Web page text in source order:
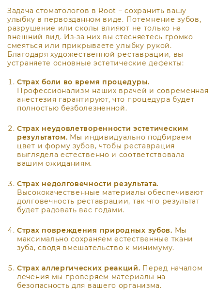
Задача стоматологов в Root – сохранить вашу
улыбку в первозданном виде. Потемнение зубов,
разрушение или сколы влияют не только на
внешний вид. Из-за них вы стесняетесь громко
смеяться или прикрываете улыбку рукой.
Благодаря художественной реставрации, вы
устраняете основные эстетические дефекты:
Страх боли во время процедуры.
Профессионализм наших врачей и современная
анестезия гарантируют, что процедура будет
полностью безболезненной.
Страх неудовлетворенности эстетическим
результатом. Мы индивидуально подбираем
цвет и форму зубов, чтобы реставрация
выглядела естественно и соответствовала
вашим ожиданиям.
Страх недолговечности результата.
Высококачественные материалы обеспечивают
долговечность реставрации, так что результат
будет радовать вас годами.
Страх повреждения природных зубов. Мы
максимально сохраняем естественные ткани
зуба, сводя вмешательство к минимуму.
Страх аллергических реакций. Перед началом
лечения мы проверяем материалы на
безопасность для вашего организма.